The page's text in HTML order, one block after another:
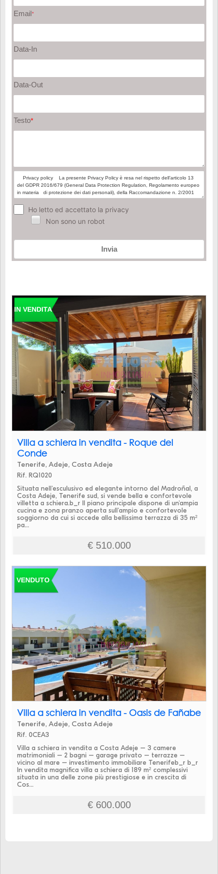
Email*
Data-In
Data-Out
Testo*
Ho letto ed accettato la privacy
Non sono un robot
Invia
IN VENDITA
Villa a schiera in vendita - Roque del
Conde
Tenerife, Adeje, Costa Adeje
Rif. RQ1020
Situata nell'esculusivo ed elegante intorno del Madroñal, a
Costa Adeje, Tenerife sud, si vende bella e confortevole
villetta a schiera.b_r Il piano principale dispone di un'ampia
cucina e zona pranzo aperta sull'ampio e confortevole
soggiorno da cui si accede alla bellissima terrazza di 35 m²
pa...
€ 510.000
VENDUTO
Villa a schiera in vendita - Oasis de Fañabe
Tenerife, Adeje, Costa Adeje
Rif. 0CEA3
Villa a schiera in vendita a Costa Adeje – 3 camere
matrimoniali – 2 bagni – garage privato – terrazze –
vicino al mare – investimento immobiliare Tenerifeb_r b_r
In vendita magnifica villa a schiera di 189 m² complessivi
situata in una delle zone più prestigiose e in crescita di
Cos...
€ 600.000